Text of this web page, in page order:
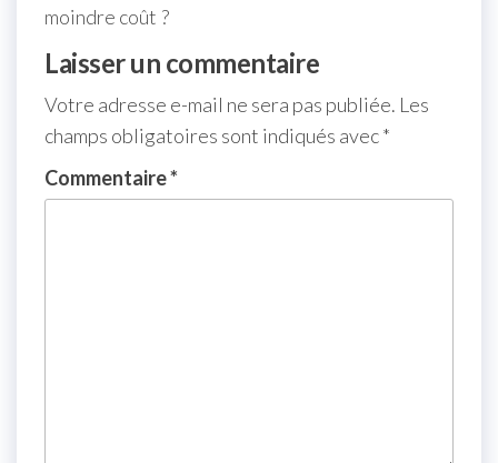
moindre coût ?
Laisser un commentaire
Votre adresse e-mail ne sera pas publiée. Les
champs obligatoires sont indiqués avec*
Commentaire*